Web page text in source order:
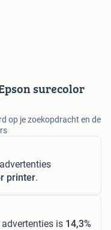
surecolor
op je zoekopdracht en de
printer.
advertenties is 14,3%